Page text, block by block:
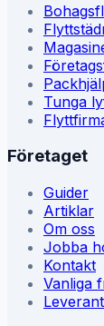
Tunga
Företaget
Guider
Artiklar
Om oss
Jobba
Kontakt
Vanliga